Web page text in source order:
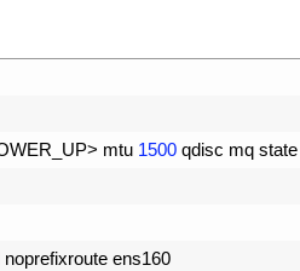
> mtu 1500 qdisc mq state
noprefixroute ens160